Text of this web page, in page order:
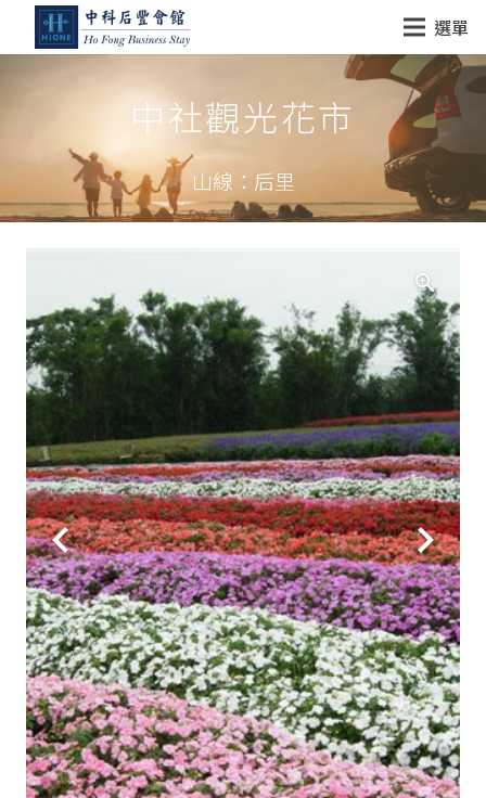
選單
中社觀光花市
山線：后里